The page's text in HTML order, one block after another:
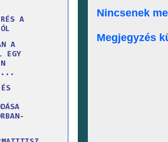
Nincsenek
Megjegyzés
A
A
EGY
...